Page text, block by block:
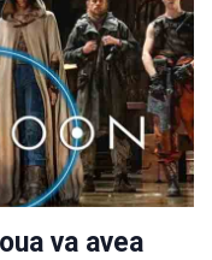
va avea